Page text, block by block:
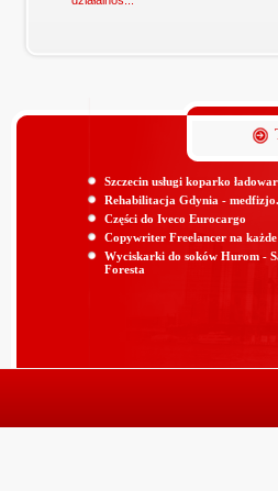
Szczecin usługi koparko
Rehabilitacja Gdynia -
Części do Iveco Eurocargo
Copywriter Freelancer na każde
Wyciskarki do soków Hurom -
Foresta